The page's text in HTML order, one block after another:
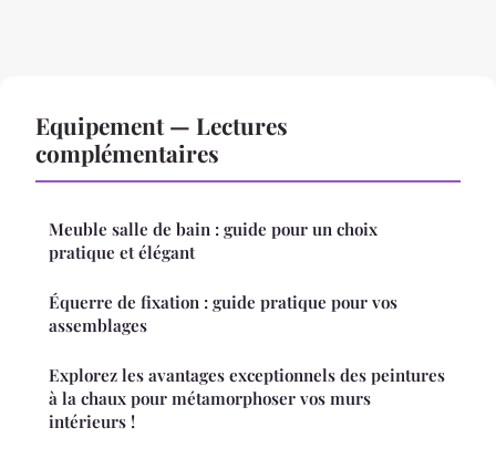
Equipement — Lectures
complémentaires
Meuble salle de bain : guide pour un choix
pratique et élégant
Équerre de fixation : guide pratique pour vos
assemblages
Explorez les avantages exceptionnels des peintures
à la chaux pour métamorphoser vos murs
intérieurs !